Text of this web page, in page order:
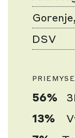
DSV
56%
13%